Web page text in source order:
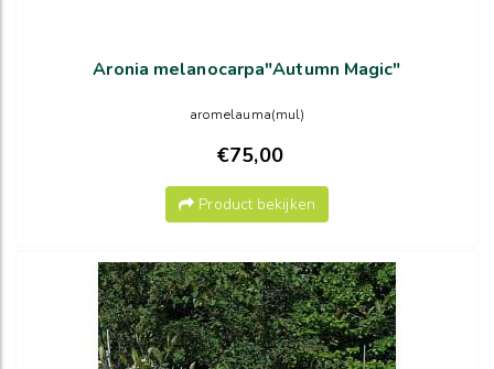
Aronia melanocarpa"Autumn Magic"
aromelauma(mul)
€75,00
Product bekijken